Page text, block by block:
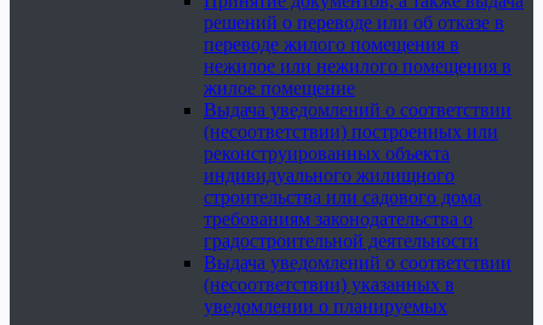
решений о переводе или об отказе в
переводе жилого помещения в
нежилое или нежилого помещения в
жилое помещение
Выдача уведомлений о соответствии
(несоответствии) построенных или
реконструированных объекта
индивидуального жилищного
строительства или садового дома
требованиям законодательства о
градостроительной деятельности
Выдача уведомлений о соответствии
(несоответствии) указанных в
уведомлении о планируемых